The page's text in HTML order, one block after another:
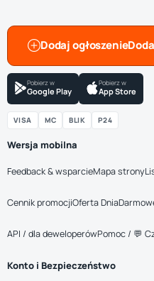
Dodaj ogłoszenie
Pobierz w
Google Play
Pobierz w
App Store
VISA MC BLIK P24
Wersja mobilna
Feedback & wsparcieMapa strony
Cennik promocjiOferta Dnia
API / dla deweloperówPomoc / 💬
Konto i Bezpieczeństwo